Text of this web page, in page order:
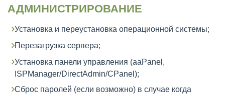
АДМИНИСТРИРОВАНИЕ
Установка и переустановка операционной системы;
Перезагрузка сервера;
Установка панели управления (aaPanel,
ISPManager/DirectAdmin/CPanel);
Сброс паролей (если возможно) в случае когда